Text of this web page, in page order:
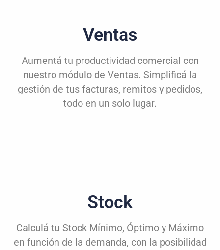
Ventas
Aumentá tu productividad comercial con
nuestro módulo de Ventas. Simplificá la
gestión de tus facturas, remitos y pedidos,
todo en un solo lugar.
Stock
Calculá tu Stock Mínimo, Óptimo y Máximo
en función de la demanda, con la posibilidad